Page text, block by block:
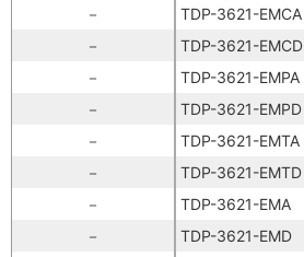
－ TDP-3621-EMCA
－
TDP-3621-EMCD
－
TDP-3621-EMPA
－
TDP-3621-EMPD
－
TDP-3621-EMTA
－
TDP-3621-EMTD
－
TDP-3621-EMA
－
TDP-3621-EMD